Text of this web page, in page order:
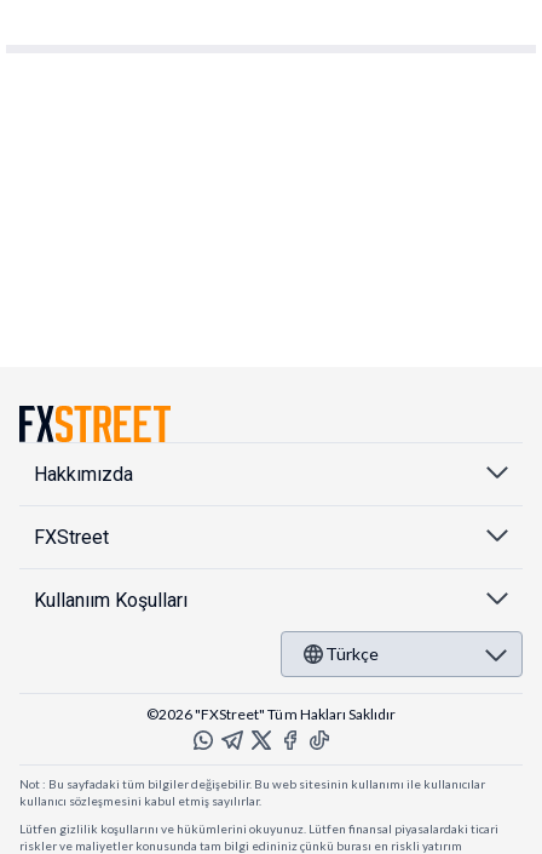
Hakkımızda
FXStreet
Kullanıım Koşulları
Türkçe
©2026 "FXStreet" Tüm Hakları Saklıdır
Not : Bu sayfadaki tüm bilgiler değişebilir. Bu web sitesinin kullanımı ile kullanıcılar
kullanıcı sözleşmesini kabul etmiş sayılırlar.
Lütfen gizlilik koşullarını ve hükümlerini okuyunuz. Lütfen finansal piyasalardaki ticari
riskler ve maliyetler konusunda tam bilgi edininiz çünkü burası en riskli yatırım